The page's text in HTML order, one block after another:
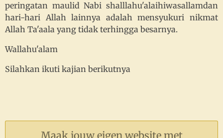
peringatan maulid Nabi shalllahu'alaihiwasallamdan
hari-hari Allah lainnya adalah mensyukuri nikmat
Allah Ta'aala yang tidak terhingga besarnya.
Wallahu'alam
Silahkan ikuti kajian berikutnya
Maak jouw eigen website met